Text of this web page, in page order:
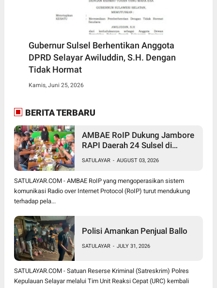
Gubernur Sulsel Berhentikan Anggota
DPRD Selayar Awiluddin, S.H. Dengan
Tidak Hormat
Kamis, Juni 25, 2026
BERITA TERBARU
AMBAE RoIP Dukung Jambore
RAPI Daerah 24 Sulsel di
SATULAYAR - AUGUST 03, 2026
SATULAYAR.COM - AMBAE RoIP yang mengoperasikan sistem
komunikasi Radio over Internet Protocol (RoIP) turut mendukung
terhadap pela...
Polisi Amankan Penjual Ballo
SATULAYAR - JULY 31, 2026
SATULAYAR.COM - Satuan Reserse Kriminal (Satreskrim) Polres
Kepulauan Selayar melalui Tim Unit Reaksi Cepat (URC) kembali